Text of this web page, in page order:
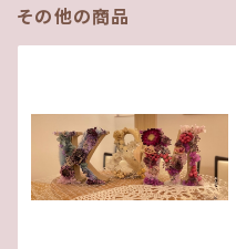
その他の商品